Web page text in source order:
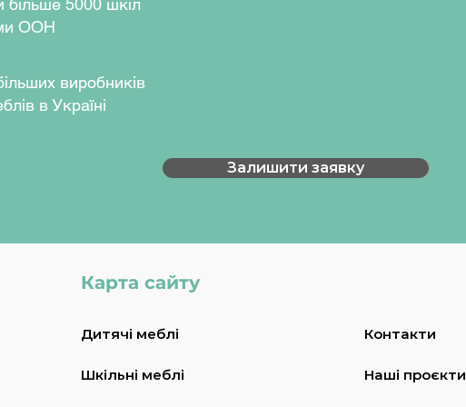
роботи — з сидячого на стояче — за
керування.
оснащений вбудованими Bluetooth-
сторін.
висот — від 718 мм до 1223 мм.
столу:
більше 5000 шкіл
ООН
виробників
в Україні
Залишити заявку
Карта сайту
Дитячі меблі
Шкільні меблі
Контакти
Наші проєкти